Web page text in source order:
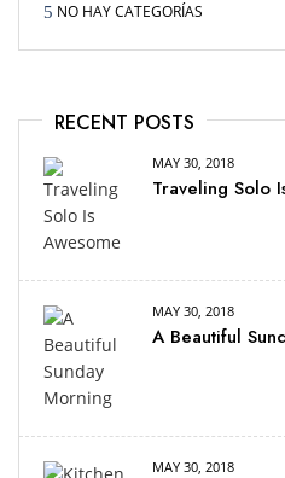
NO HAY CATEGORÍAS
RECENT POSTS
MAY 30, 2018
Traveling Solo
MAY 30, 2018
A Beautiful
MAY 30, 2018